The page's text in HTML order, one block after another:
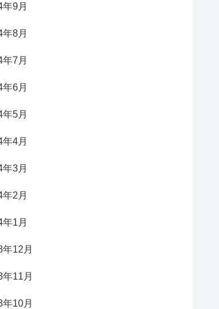
年9月
年8月
年7月
年6月
年5月
年4月
年3月
年2月
年1月
年12月
年11月
年10月